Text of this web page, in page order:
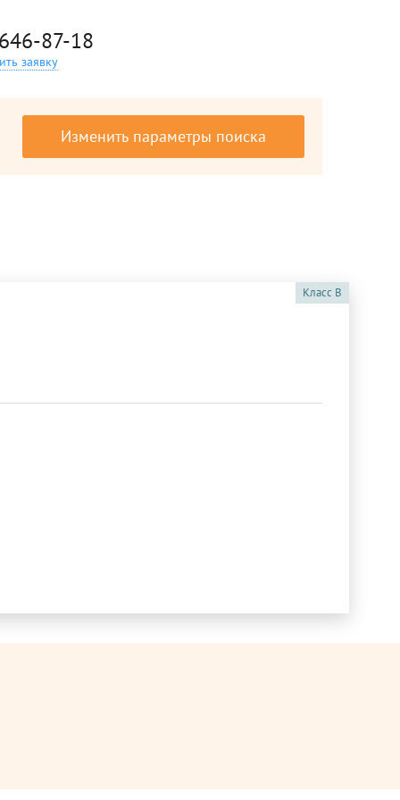
87-18
заявку
Изменить параметры поиска
Класс B